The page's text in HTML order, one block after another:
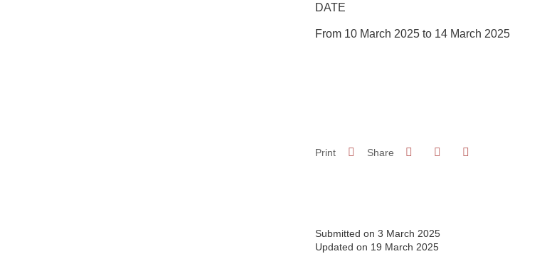
DATE
From 10 March 2025 to 14 March 2025
Print Share Share on Facebook
Share on LinkedIn
Submitted on 3 March 2025
Updated on 19 March 2025